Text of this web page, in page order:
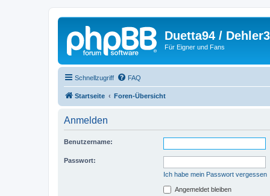
Duetta94 /
Für Eigner und Fans
Schnellzugriff FAQ
Startseite Foren-Übersicht
Anmelden
Benutzername:
Passwort:
Ich habe mein Passwort vergessen
Angemeldet bleiben